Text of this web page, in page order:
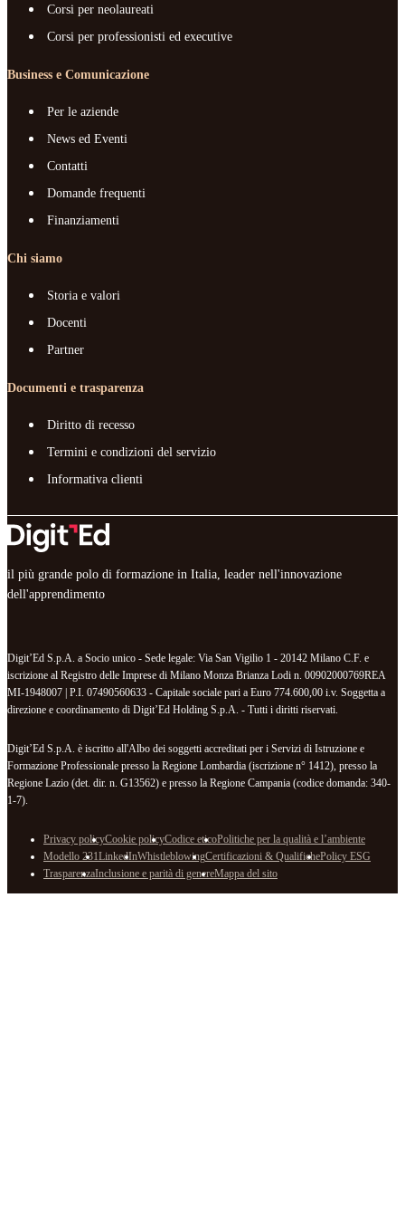
Corsi per neolaureati
Corsi per professionisti ed executive
Business e Comunicazione
Per le aziende
News ed Eventi
Contatti
Domande frequenti
Finanziamenti
Chi siamo
Storia e valori
Docenti
Partner
Documenti e trasparenza
Diritto di recesso
Termini e condizioni del servizio
Informativa clienti
il più grande polo di formazione in Italia, leader nell'innovazione
dell'apprendimento
Digit’Ed S.p.A. a Socio unico - Sede legale: Via San Vigilio 1 - 20142 Milano C.F. e
iscrizione al Registro delle Imprese di Milano Monza Brianza Lodi n. 00902000769REA
MI-1948007 | P.I. 07490560633 - Capitale sociale pari a Euro 774.600,00 i.v. Soggetta a
direzione e coordinamento di Digit’Ed Holding S.p.A. - Tutti i diritti riservati.
Digit’Ed S.p.A. è iscritto all'Albo dei soggetti accreditati per i Servizi di Istruzione e
Formazione Professionale presso la Regione Lombardia (iscrizione n° 1412), presso la
Regione Lazio (det. dir. n. G13562) e presso la Regione Campania (codice domanda: 340-
1-7).
Privacy policyCookie policyCodice eticoPolitiche per la qualità e l’ambiente
Modello 231LinkedInWhistleblowingCertificazioni & QualifichePolicy ESG
TrasparenzaInclusione e parità di genereMappa del sito